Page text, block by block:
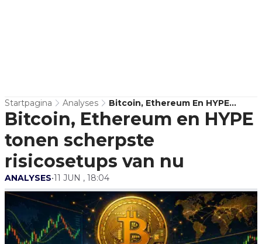
Startpagina Analyses
Bitcoin, Ethereum En HYPE
Tonen Scherpste Risicosetups
Van Nu
Bitcoin, Ethereum en HYPE
tonen scherpste
risicosetups van nu
ANALYSES•11 JUN , 18:04